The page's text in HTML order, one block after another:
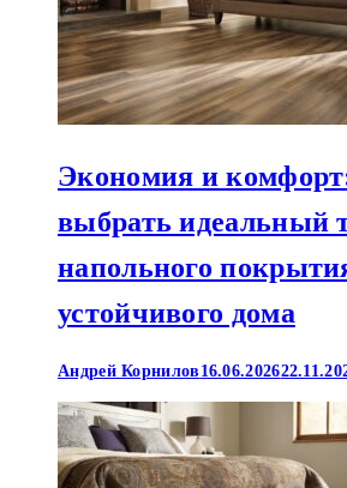
Экономия и
выбрать идеальный
напольного
устойчивого дома
Андрей Корнилов 16.06.2026